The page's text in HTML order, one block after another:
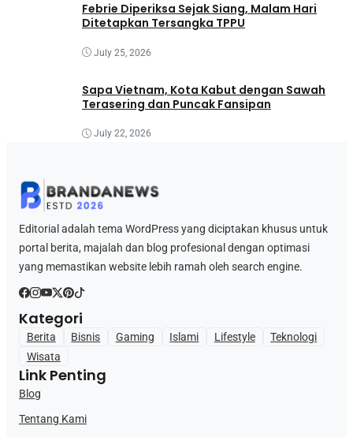
Febrie Diperiksa Sejak Siang, Malam Hari
Ditetapkan Tersangka TPPU
July 25, 2026
Sapa Vietnam, Kota Kabut dengan Sawah
Terasering dan Puncak Fansipan
July 22, 2026
Editorial adalah tema WordPress yang diciptakan khusus untuk
portal berita, majalah dan blog profesional dengan optimasi
yang memastikan website lebih ramah oleh search engine.
Kategori
Berita Bisnis Gaming Islami Lifestyle
Teknologi
Wisata
Link Penting
Blog
Tentang Kami